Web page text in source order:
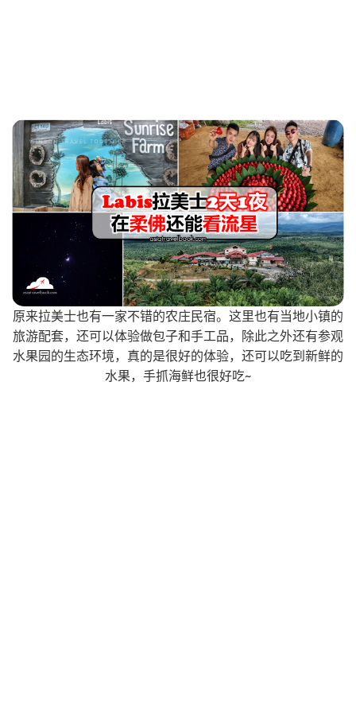
原来拉美士也有一家不错的农庄民宿。这里也有当地小镇的
旅游配套，还可以体验做包子和手工品，除此之外还有参观
水果园的生态环境，真的是很好的体验，还可以吃到新鲜的
水果，手抓海鲜也很好吃~